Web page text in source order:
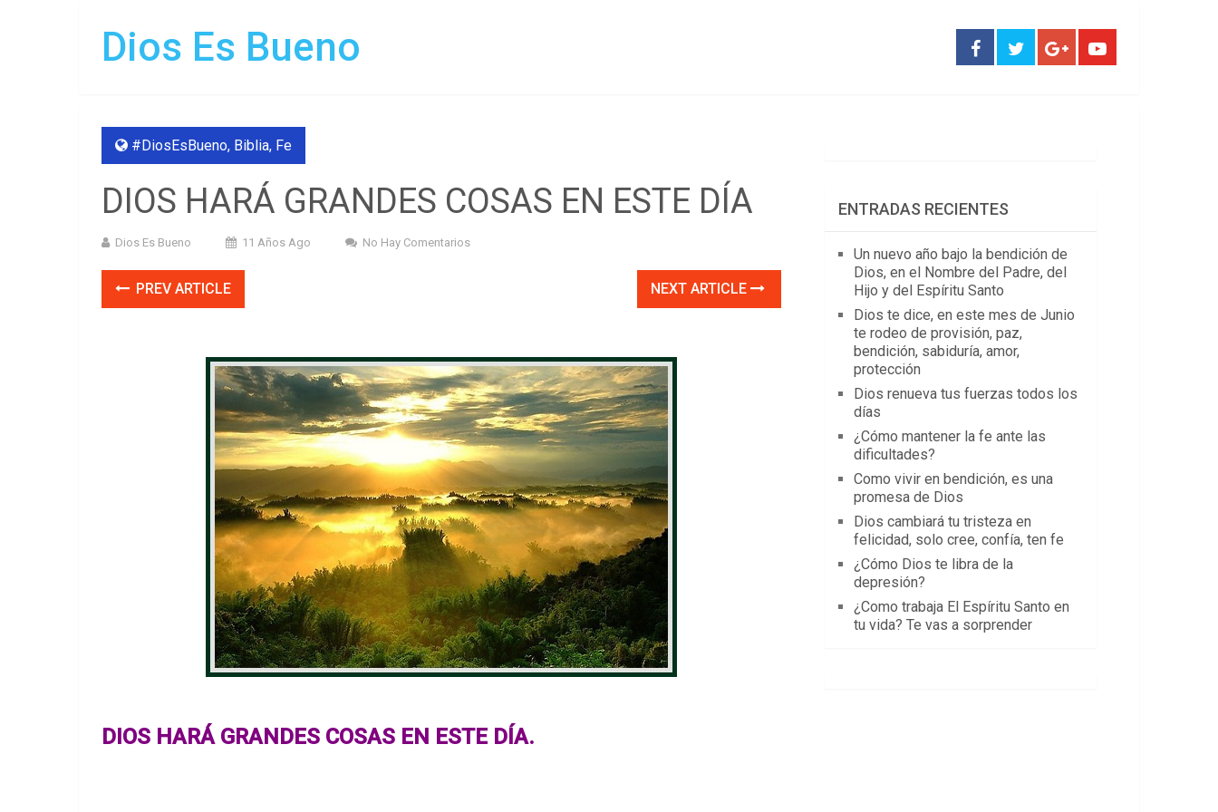
Dios Es Bueno
#DiosEsBueno, Biblia, Fe
DIOS HARÁ GRANDES COSAS EN ESTE DÍA
Dios Es Bueno 11 Años Ago No Hay Comentarios
PREV ARTICLE NEXT ARTICLE
DIOS HARÁ GRANDES COSAS EN ESTE DÍA.
ENTRADAS RECIENTES
Un nuevo año bajo la bendición de
Dios, en el Nombre del Padre, del
Hijo y del Espíritu Santo
Dios te dice, en este mes de Junio
te rodeo de provisión, paz,
bendición, sabiduría, amor,
protección
Dios renueva tus fuerzas todos los
días
¿Cómo mantener la fe ante las
dificultades?
Como vivir en bendición, es una
promesa de Dios
Dios cambiará tu tristeza en
felicidad, solo cree, confía, ten fe
¿Cómo Dios te libra de la
depresión?
¿Como trabaja El Espíritu Santo en
tu vida? Te vas a sorprender